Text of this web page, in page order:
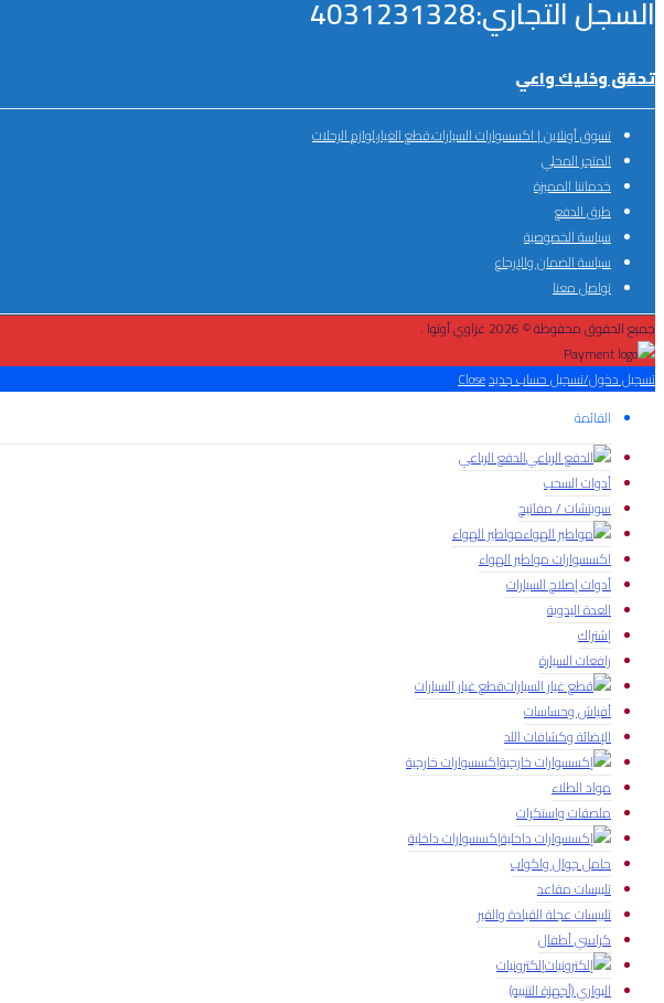
السجل التجاري:4031231328
تحقق وخليك واعي
تسوق أونلاين | اكسسوارات السيارات،قطع الغيار،لوازم الرحلات
المتجر المحلي
خدماتنا المميزة
طرق الدفع
سياسة الخصوصية
سياسة الضمان والإرجاع
تواصل معنا
جميع الحقوق محفوظة © 2026 غزاوي أوتوا .
تسجيل دخول/تسجيل حساب جديدClose
القائمة
الدفع الرباعي
أدوات السحب
سويتشات / مفاتيح
مواطير الهواء
اكسسوارات مواطير الهواء
أدوات إصلاح السيارات
العدة اليدوية
إشتراك
رافعات السيارة
قطع غيار السيارات
أفياش وحساسات
الإضائة وكشافات اللد
إكسسوارات خارجية
مواد الطلاء
ملصقات واستكرات
إكسسوارات داخلية
حامل جوال واكواب
تلبيسات مقاعد
تلبيسات عجلة القيادة والقير
كراسي أطفال
إلكترونيات
البواري (أجهزة التنبيه)